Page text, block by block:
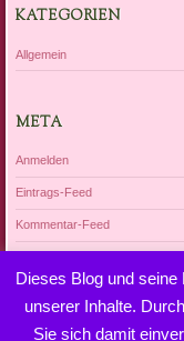
KATEGORIEN
Allgemein
META
Anmelden
Eintrags-Feed
Kommentar-Feed
Dieses Blog und
unserer Inhalte.
Sie sich damit